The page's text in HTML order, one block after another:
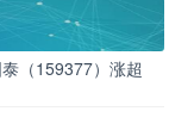
（159377）涨超